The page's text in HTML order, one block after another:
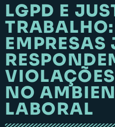
LGPD E
TRABALHO:
EMPRESAS
NO
LABORAL